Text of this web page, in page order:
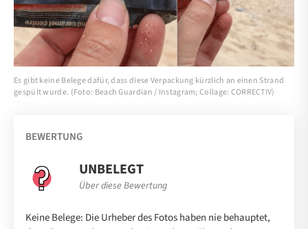
Es gibt keine Belege dafür, dass diese Verpackung kürzlich an einen Strand
gespült wurde. (Foto: Beach Guardian / Instagram; Collage: CORRECTIV)
BEWERTUNG
UNBELEGT
Über diese Bewertung
Keine Belege: Die Urheber des Fotos haben nie behauptet,